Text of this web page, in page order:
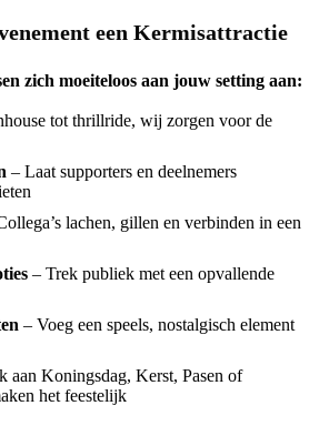
een Kermisattractie
zich moeiteloos aan jouw setting aan:
tot thrillride, wij zorgen voor de
– Laat supporters en deelnemers
lachen, gillen en verbinden in een
– Trek publiek met een opvallende
– Voeg een speels, nostalgisch element
aan Koningsdag, Kerst, Pasen of
het feestelijk